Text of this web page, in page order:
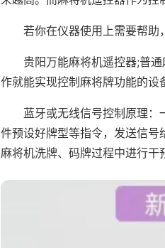
若你在仪器使用上需要帮助
贵阳万能麻将机遥控器;普
作就能实现控制麻将牌功能的设
蓝牙或无线信号控制原理
件预设好牌型等指令，发送信
麻将机洗牌、码牌过程中进行干